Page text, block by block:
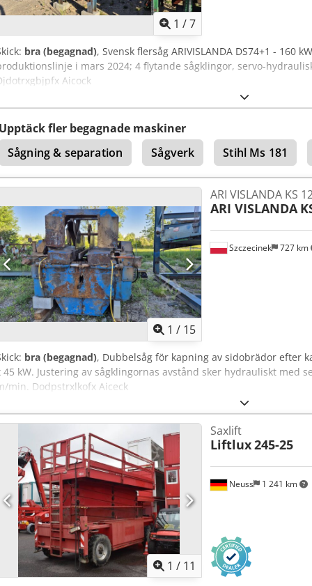
1 /7
bra (begagnad), Svensk flersåg ARIVISLANDA DS74+1 - 160
i mars 2024; 4 flytande sågklingor, servo-
Aicock
fler begagnade maskiner
Sågning & separation
Sågverk Stihl Ms 181
1 / 15
Szczecinek 727 km
ARI VISLANDA KS
ARI VISLANDA
bra (begagnad), Dubbelsåg för kapning av sidobrädor efter
45 kW. Justering av sågklingornas avstånd sker hydrauliskt med
min. Dodpstrxlkofx Aiceck
1 / 11
Neuss 1 241 km
Saxlift
Liftlux245-25